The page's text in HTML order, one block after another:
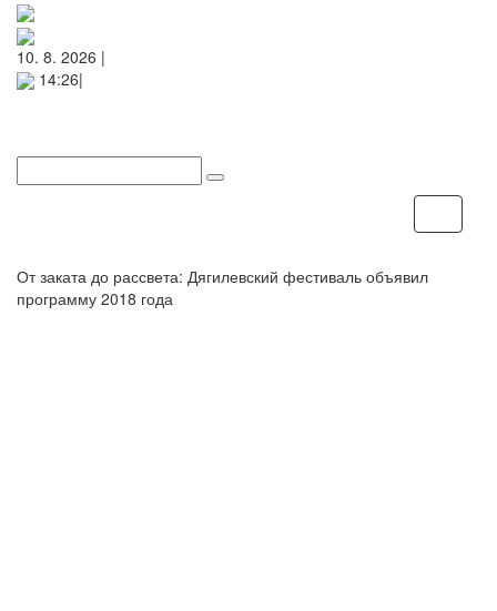
10. 8. 2026 |
14:26|
От заката до рассвета: Дягилевский фестиваль объявил
программу 2018 года